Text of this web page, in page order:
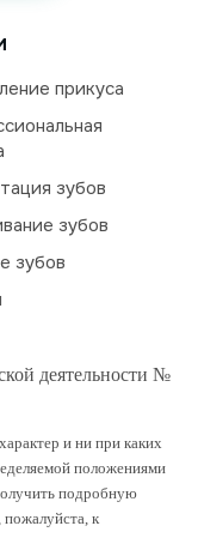
прикуса
зубов
зубов
зубов
деятельности №
и ни при каких
положениями
подробную
к